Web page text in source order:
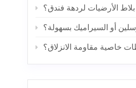
أنواع بلاط الأرضيات لردهة فندق؟
بلاطات البورسلين أو السيراميك بسهولة؟
البلاطات خاصية مقاومة الانزلاق؟